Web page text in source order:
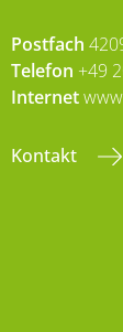
Postfach
Telefon +49
Internet
Kontakt